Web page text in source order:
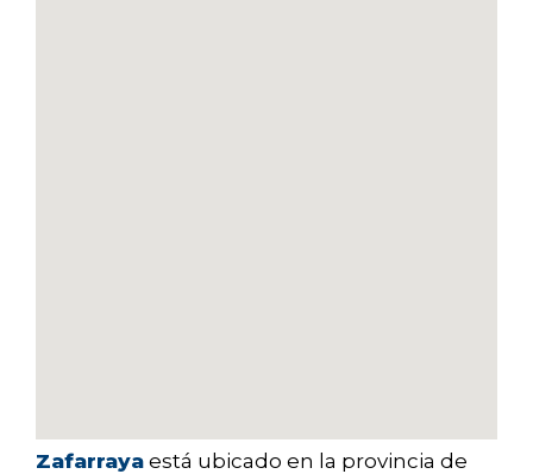
Zafarraya está ubicado en la provincia de